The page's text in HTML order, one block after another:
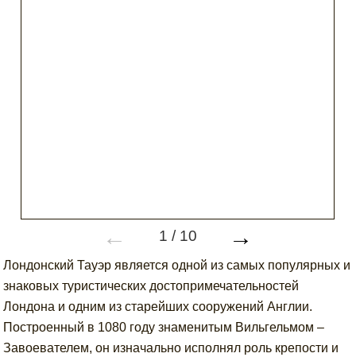
← 1 / 10 →
Лондонский Тауэр является одной из самых популярных и
знаковых туристических достопримечательностей
Лондона и одним из старейших сооружений Англии.
Построенный в 1080 году знаменитым Вильгельмом –
Завоевателем, он изначально исполнял роль крепости и